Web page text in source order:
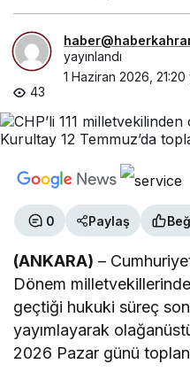
yayınlandı
1 Haziran 2026, 21:20
43
0 Paylaş
(ANKARA) –
Dönem
geçtiği hukuki süreç
yayımlayarak
2026 Pazar günü